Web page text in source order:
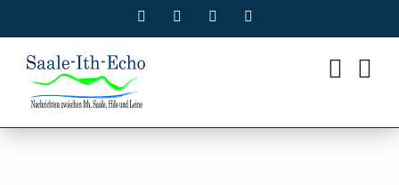
Inhalt
springen
Facebook Instagram